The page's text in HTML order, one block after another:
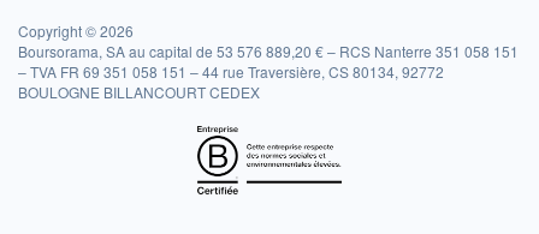
Copyright © 2026
Boursorama, SA au capital de 53 576 889,20 € – RCS Nanterre 351 058 151
– TVA FR 69 351 058 151 – 44 rue Traversière, CS 80134, 92772
BOULOGNE BILLANCOURT CEDEX